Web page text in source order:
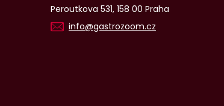
Peroutkova 531, 158 00 Praha
info@gastrozoom.cz